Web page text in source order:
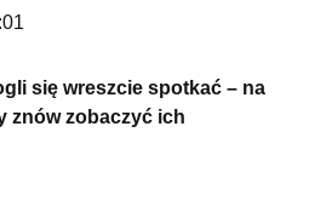
się wreszcie spotkać – na
znów zobaczyć ich